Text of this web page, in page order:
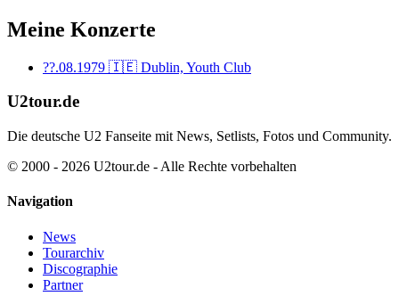
Meine Konzerte
??.08.1979 🇮🇪 Dublin, Youth Club
U2tour.de
Die deutsche U2 Fanseite mit News, Setlists, Fotos und Community.
© 2000 - 2026 U2tour.de - Alle Rechte vorbehalten
Navigation
News
Tourarchiv
Discographie
Partner